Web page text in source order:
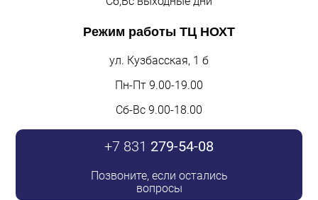
Режим работы ТЦ НОХТ
ул. Кузбасская, 1 б
Пн-Пт 9.00-19.00
Сб-Вс 9.00-18.00
+7 831 279-54-08
Позвоните, если остались
вопросы